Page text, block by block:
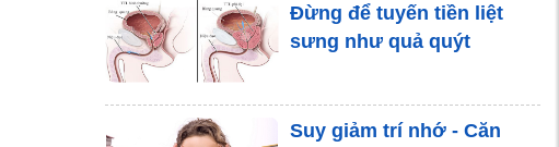
Đừng để tuyến tiền liệt
sưng như quả quýt
Suy giảm trí nhớ - Căn